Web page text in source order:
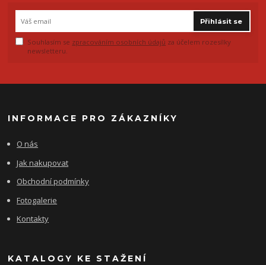
Přihlásit se
Souhlasím se zpracováním osobních údajů za účelem rozesílky
newsletteru.
INFORMACE PRO ZÁKAZNÍKY
O nás
Jak nakupovat
Obchodní podmínky
Fotogalerie
Kontakty
KATALOGY KE STAŽENÍ